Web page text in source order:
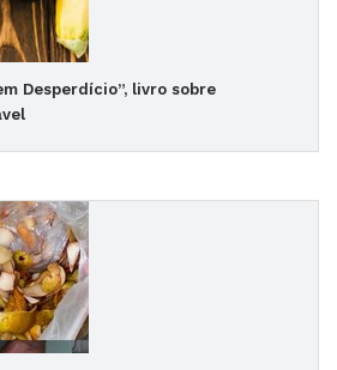
Desperdício”, livro sobre